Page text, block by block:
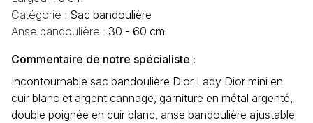
Catégorie : Sac bandoulière
Anse bandoulière : 30 - 60 cm
Commentaire de notre spécialiste :
Incontournable sac bandoulière Dior Lady Dior mini en
cuir blanc et argent cannage, garniture en métal argenté,
double poignée en cuir blanc, anse bandoulière ajustable